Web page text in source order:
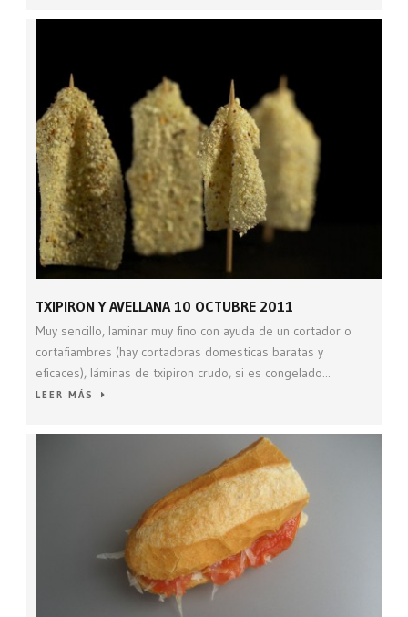
TXIPIRON Y AVELLANA 10 OCTUBRE 2011
Muy sencillo, laminar muy fino con ayuda de un cortador o
cortafiambres (hay cortadoras domesticas baratas y
eficaces), láminas de txipiron crudo, si es congelado...
LEER MÁS